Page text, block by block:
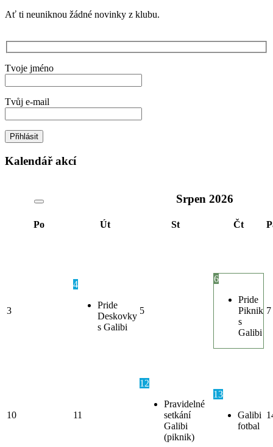
Ať ti neuniknou žádné novinky z klubu.
Tvoje jméno
Tvůj e-mail
Kalendář akcí
Srpen 2026
Po Út St Čt
3
4
Pride
Deskovky
s Galibi
5
6
Pride
Piknik
s
Galibi
7
10 11
12
Pravidelné
setkání
Galibi
(piknik)
13
Galibi
fotbal